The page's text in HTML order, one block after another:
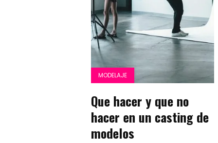
MODELAJE
Que hacer y que no
hacer en un casting de
modelos